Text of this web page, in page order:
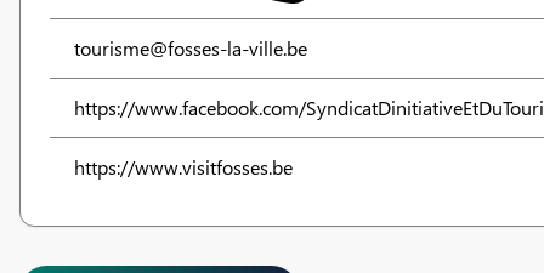
tourisme@fosses-la-ville.be
https://www.facebook.com/
https://www.visitfosses.be